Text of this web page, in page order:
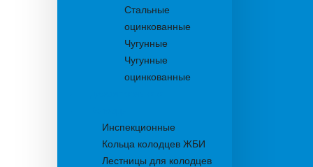
Стальные
оцинкованные
Чугунные
Чугунные
оцинкованные
Инспекционные
Кольца колодцев ЖБИ
Лестницы для колодцев